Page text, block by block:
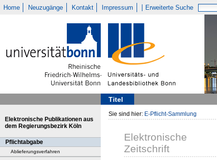
Home Neuzugänge Kontakt Impressum Erweiterte Suche
Titel
Elektronische Publikationen aus
dem Regierungsbezirk Köln
Pflichtabgabe
Ablieferungsverfahren
Sie sind hier: E-Pflicht-Sammlung
Elektronische
Zeitschrift